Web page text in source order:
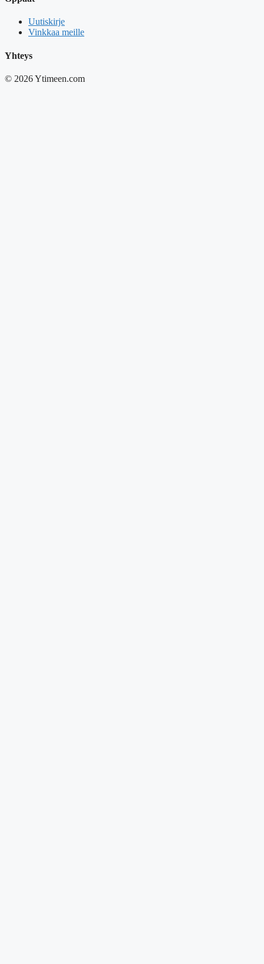
Uutiskirje
Vinkkaa meille
Yhteys
© 2026 Ytimeen.com